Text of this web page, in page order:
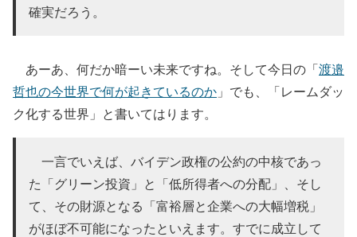
確実だろう。
あーあ、何だか暗ーい未来ですね。そして今日の「渡邉
哲也の今世界で何が起きているのか 」でも、「レームダッ
ク化する世界」と書いてはります。
一言でいえば、バイデン政権の公約の中核であっ
た「グリーン投資」と「低所得者への分配」、そし
て、その財源となる「富裕層と企業への大幅増税」
がほぼ不可能になったといえます。すでに成立して